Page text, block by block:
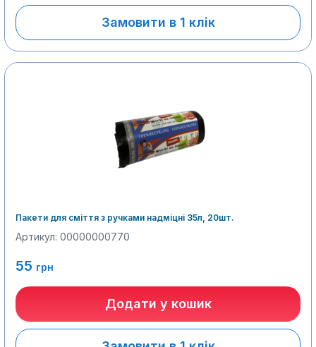
Замовити в 1 клік
Пакети для сміття з ручками надміцні 35л, 20шт.
Артикул: 00000000770
55 грн
Додати у кошик